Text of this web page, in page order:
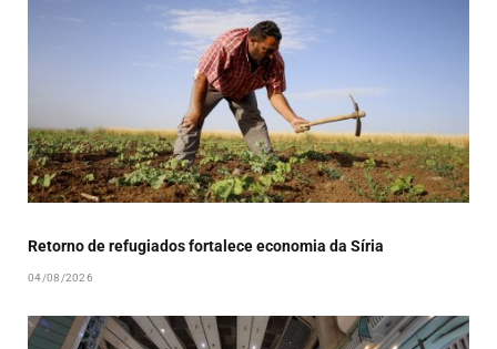
Retorno de refugiados fortalece economia da Síria
04/08/2026